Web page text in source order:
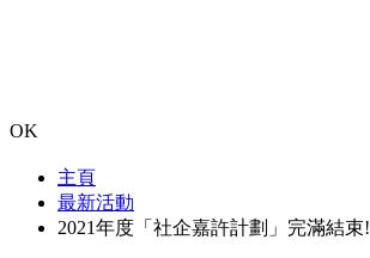
OK
主頁
最新活動
2021年度「社企嘉許計劃」完滿結束!